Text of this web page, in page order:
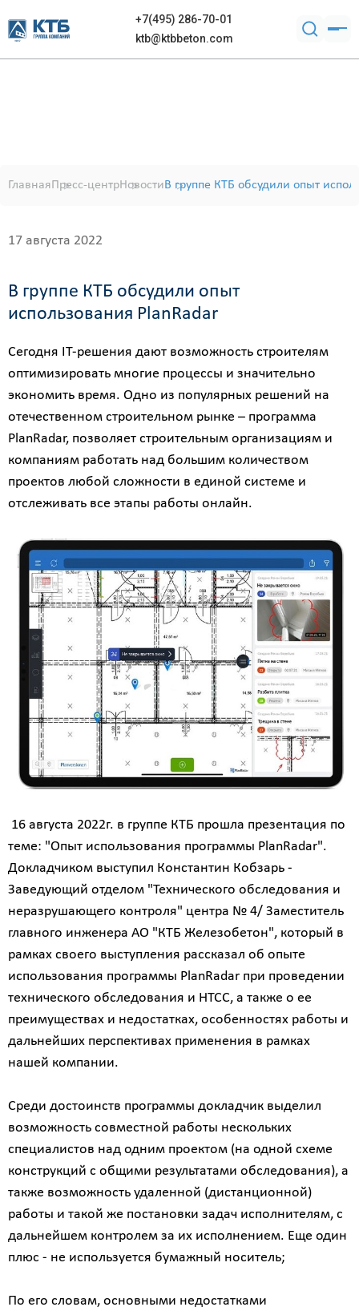
+7(495) 286-70-01
ktb@ktbbeton.com
ГлавнаяПресс-центрНовостиВ группе КТБ обсудили опыт
17 августа 2022
В группе КТБ обсудили опыт
использования PlanRadar
Сегодня IT-решения дают возможность строителям
оптимизировать многие процессы и значительно
экономить время. Одно из популярных решений на
отечественном строительном рынке – программа
PlanRadar, позволяет строительным организациям и
компаниям работать над большим количеством
проектов любой сложности в единой системе и
отслеживать все этапы работы онлайн.
16 августа 2022г. в группе КТБ прошла презентация по
теме: "Опыт использования программы PlanRadar".
Докладчиком выступил Константин Кобзарь -
Заведующий отделом "Технического обследования и
неразрушающего контроля" центра № 4/ Заместитель
главного инженера АО "КТБ Железобетон", который в
рамках своего выступления рассказал об опыте
использования программы PlanRadar при проведении
технического обследования и НТСС, а также о ее
преимуществах и недостатках, особенностях работы и
дальнейших перспективах применения в рамках
нашей компании.
Среди достоинств программы докладчик выделил
возможность совместной работы нескольких
специалистов над одним проектом (на одной схеме
конструкций с общими результатами обследования), а
также возможность удаленной (дистанционной)
работы и такой же постановки задач исполнителям, с
дальнейшем контролем за их исполнением. Еще один
плюс - не используется бумажный носитель;
По его словам, основными недостатками